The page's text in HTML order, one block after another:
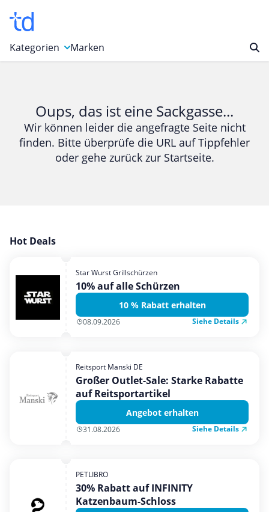
Kategorien
Bücher & Magazine
Computer & Elektronik
Entertainment & Media
Garten, Haushalt & Tiere
Mobilfunk & Internet
Mode & Accessoires
Shopping
Urlaub & Reise
Marken
Oups, das ist eine Sackgasse...
Wir können leider die angefragte Seite nicht
finden. Bitte überprüfe die URL auf Tippfehler
oder gehe zurück zur Startseite.
Hot Deals
Star Wurst Grillschürzen
10% auf alle Schürzen
10 % Rabatt erhalten
08.09.2026 Siehe Details
Reitsport Manski DE
Großer Outlet-Sale: Starke Rabatte
auf Reitsportartikel
Angebot erhalten
31.08.2026 Siehe Details
PETLIBRO
30% Rabatt auf INFINITY
Katzenbaum-Schloss